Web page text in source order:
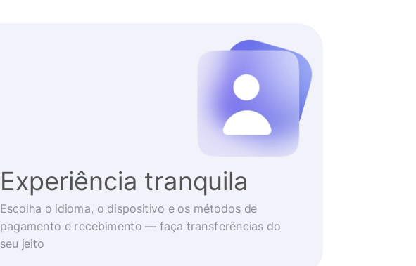
Experiência tranquila
Escolha o idioma, o dispositivo e os métodos de
pagamento e recebimento — faça transferências do
seu jeito